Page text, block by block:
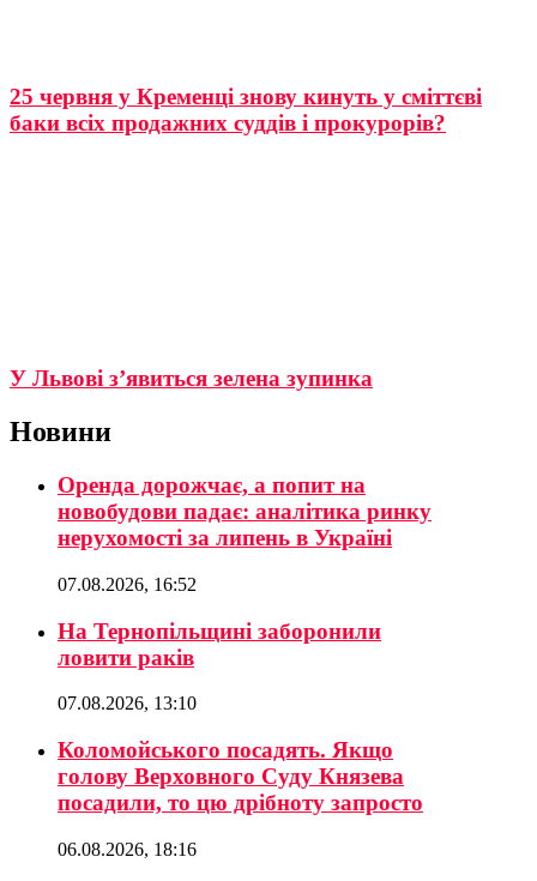
25 червня у Кременці знову кинуть у сміттєві
баки всіх продажних суддів і прокурорів?
У Львові з’явиться зелена зупинка
Новини
Оренда дорожчає, а попит на
новобудови падає: аналітика ринку
нерухомості за липень в Україні
07.08.2026, 16:52
На Тернопільщині заборонили
ловити раків
07.08.2026, 13:10
Коломойського посадять. Якщо
голову Верховного Суду Князева
посадили, то цю дрібноту запросто
06.08.2026, 18:16